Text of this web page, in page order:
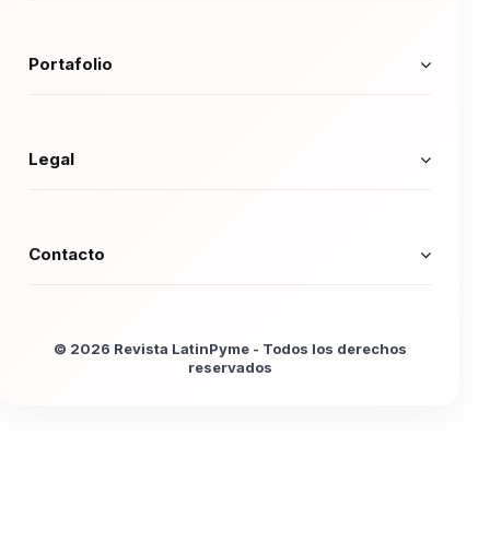
Portafolio
Legal
Contacto
© 2026 Revista LatinPyme - Todos los derechos
reservados